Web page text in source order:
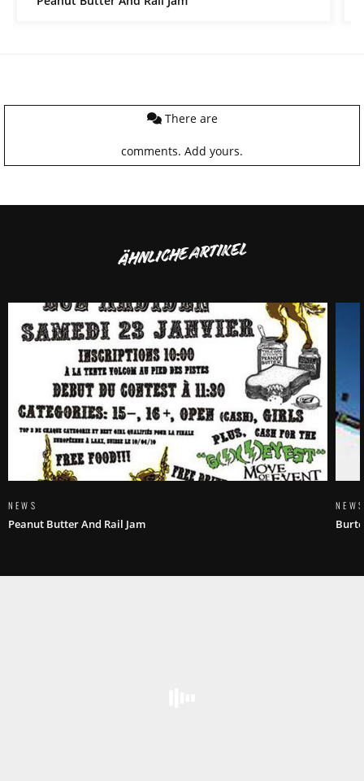
There are
comments. Add yours.
ÄHNLICHE ARTIKEL
NEWS
Peanut Butter And Rail Jam
NEWS